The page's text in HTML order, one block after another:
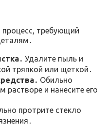
требующий
Удалите пыль и
тряпкой или щеткой․
Обильно
и нанесите его
протрите стекло